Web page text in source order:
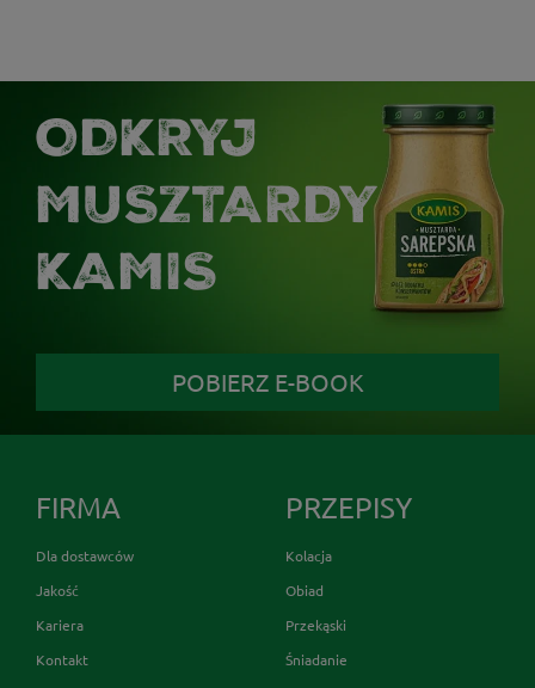
ODKRYJ
MUSZTARDY
KAMIS
POBIERZ E-BOOK
FIRMA
Dla dostawców
Jakość
Kariera
Kontakt
PRZEPISY
Kolacja
Obiad
Przekąski
Śniadanie